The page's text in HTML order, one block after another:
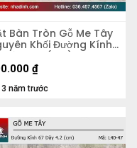
Bàn Tròn Gỗ Me Tây
Khối Đường Kính
Dày 4.4 (cm)
3 năm trước
₫